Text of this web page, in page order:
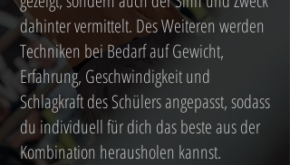
dahinter vermittelt. Des Weiteren werden
Techniken bei Bedarf auf Gewicht,
Erfahrung, Geschwindigkeit und
Schlagkraft des Schülers angepasst, sodass
du individuell für dich das beste aus der
Kombination herausholen kannst.